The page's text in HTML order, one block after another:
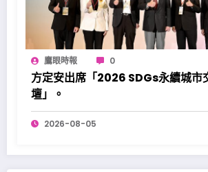
鷹眼時報 0
方定安出席「2026 SDGs永續城市
壇」。
2026-08-05